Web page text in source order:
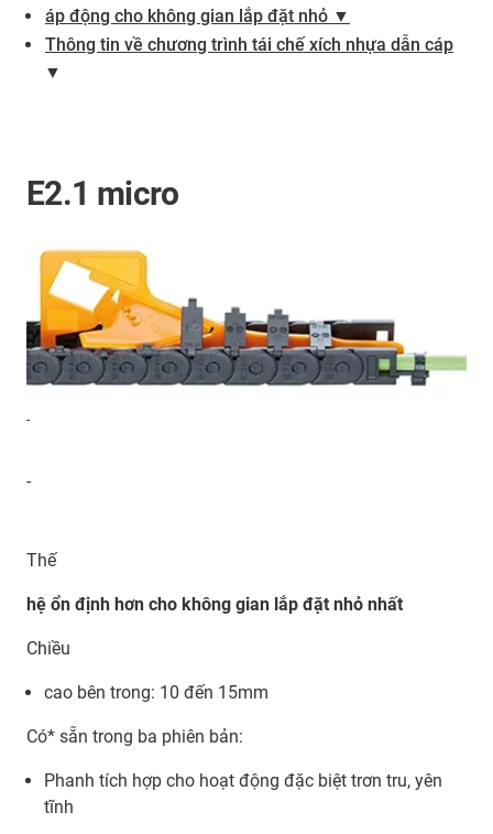
áp động cho không gian lắp đặt nhỏ ▼
Thông tin về chương trình tái chế xích nhựa dẫn cáp
▼
E2.1 micro
-
-
Thế
hệ ổn định hơn cho không gian lắp đặt nhỏ nhất
Chiều
cao bên trong: 10 đến 15mm
Có* sẵn trong ba phiên bản:
Phanh tích hợp cho hoạt động đặc biệt trơn tru, yên
tĩnh